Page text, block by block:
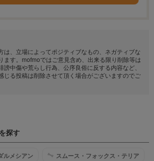
は、立場によってポジティブなもの、ネガティブな
ます。mofmoではご意見含め、出来る限り削除等は
謗中傷や荒らし行為、公序良俗に反する内容など、
じる投稿は削除させて頂く場合がございますのでご
探す
ルメシアン スムース・フォックス・テリア